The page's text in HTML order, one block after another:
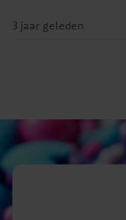
3 jaar geleden